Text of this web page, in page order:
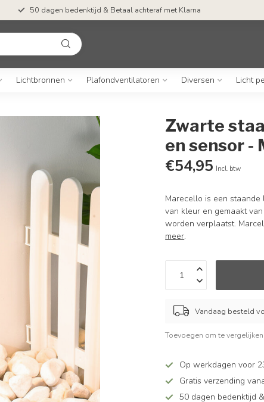
50 dagen bedenktijd & Betaal achteraf met Klarna
Lichtbronnen Plafondventilatoren Diversen Licht
Zwarte
en sensor -
€54,95 Incl. btw
Marecello is een
van kleur en gemaakt
worden verplaatst.
meer.
Vandaag besteld
Toevoegen om te vergelijken
Op werkdagen voor
Gratis verzending
50 dagen bedenktijd